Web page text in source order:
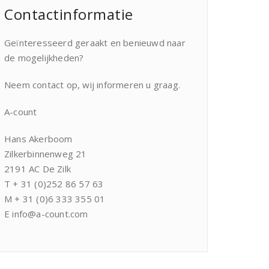
Contactinformatie
Geïnteresseerd geraakt en benieuwd naar
de mogelijkheden?
Neem contact op, wij informeren u graag.
A-count
Hans Akerboom
Zilkerbinnenweg 21
2191 AC De Zilk
T + 31 (0)252 86 57 63
M + 31 (0)6 333 355 01
E info@a-count.com